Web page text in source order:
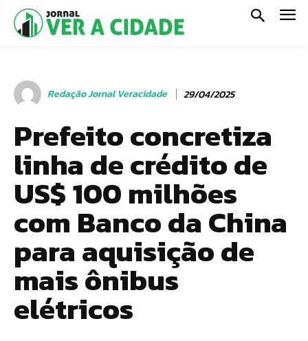
Redação Jornal Veracidade 29/04/2025
Prefeito concretiza
linha de crédito de
US$ 100 milhões
com Banco da China
para aquisição de
mais ônibus
elétricos